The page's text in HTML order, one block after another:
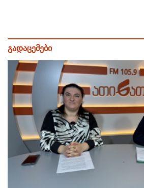
გადაცემები